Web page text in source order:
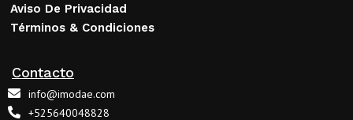
Aviso De Privacidad
Términos & Condiciones
Contacto
info@imodae.com
+525640048828